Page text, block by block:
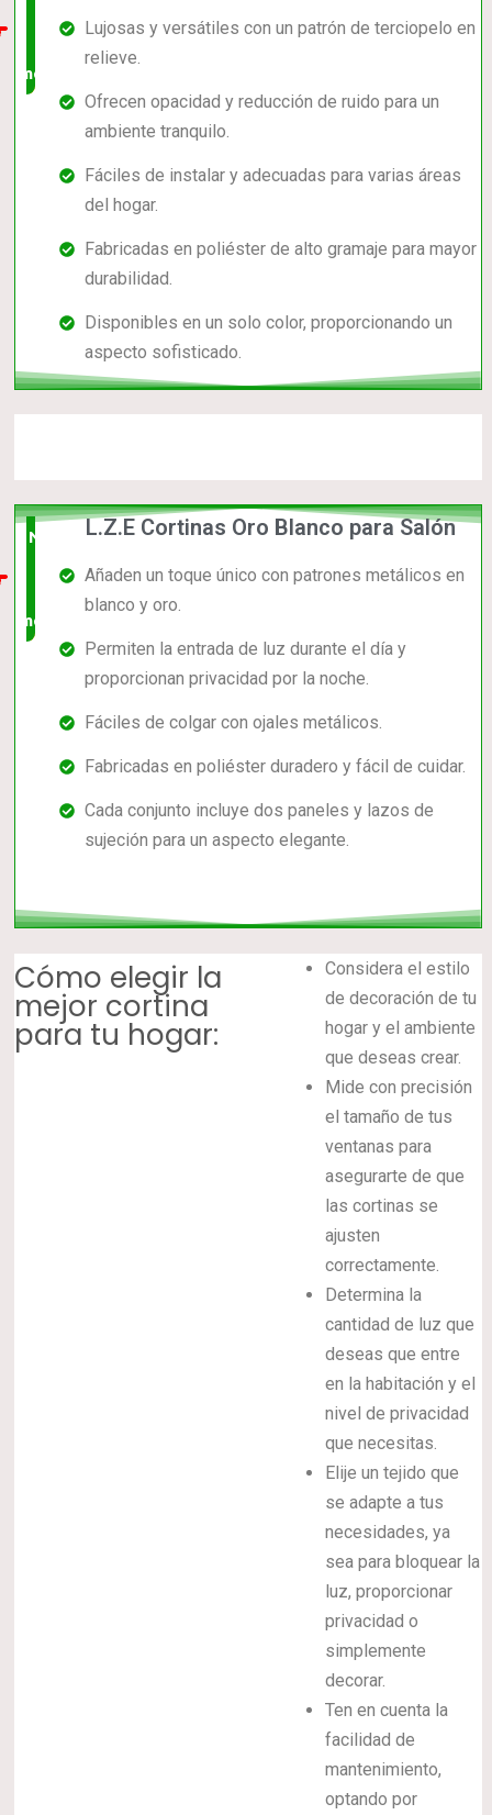
en el
mercado
Lujosas y versátiles con un patrón de terciopelo en
relieve.
Ofrecen opacidad y reducción de ruido para un
ambiente tranquilo.
Fáciles de instalar y adecuadas para varias áreas
del hogar.
Fabricadas en poliéster de alto gramaje para mayor
durabilidad.
Disponibles en un solo color, proporcionando un
aspecto sofisticado.
Nuevo
en el
mercado
L.Z.E Cortinas Oro Blanco para Salón
Añaden un toque único con patrones metálicos en
blanco y oro.
Permiten la entrada de luz durante el día y
proporcionan privacidad por la noche.
Fáciles de colgar con ojales metálicos.
Fabricadas en poliéster duradero y fácil de cuidar.
Cada conjunto incluye dos paneles y lazos de
sujeción para un aspecto elegante.
Cómo elegir la
mejor cortina
para tu hogar:
Considera el estilo
de decoración de tu
hogar y el ambiente
que deseas crear.
Mide con precisión
el tamaño de tus
ventanas para
asegurarte de que
las cortinas se
ajusten
correctamente.
Determina la
cantidad de luz que
deseas que entre
en la habitación y el
nivel de privacidad
que necesitas.
Elije un tejido que
se adapte a tus
necesidades, ya
sea para bloquear la
luz, proporcionar
privacidad o
simplemente
decorar.
Ten en cuenta la
facilidad de
mantenimiento,
optando por